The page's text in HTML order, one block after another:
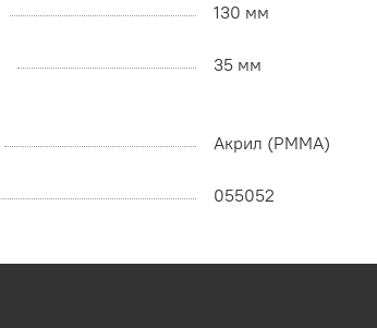
130 мм
35 мм
Акрил (PMMA)
055052